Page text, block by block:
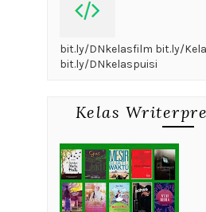
bit.ly/DNkelasfilm bit.ly/
bit.ly/DNkelaspuisi
Kelas